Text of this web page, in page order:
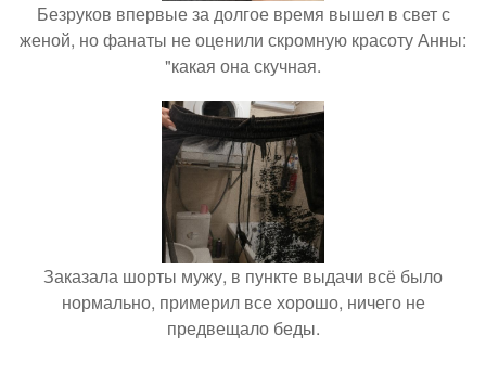
Безруков впервые за долгое время вышел в свет с
женой, но фанаты не оценили скромную красоту Анны:
"какая она скучная.
Заказала шорты мужу, в пункте выдачи всё было
нормально, примерил все хорошо, ничего не
предвещало беды.